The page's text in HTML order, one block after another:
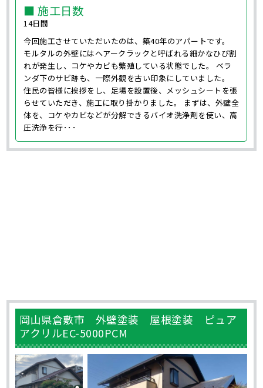
■ 施工日数
14日間
今回施工させていただいたのは、築40年のアパートです。
モルタルの外壁にはヘアークラックと呼ばれる細かなひび割
れが発生し、コケやカビも繁殖している状態でした。 ベラ
ンダ下のサビ跡も、一際外観を古い印象にしていました。
住民の皆様に挨拶をし、足場を設置後、メッシュシートを張
らせていただき、施工に取り掛かりました。 まずは、外壁全
体を、コケやカビなどが分解できるバイオ洗浄剤を使い、高
圧洗浄を行･･･
岡山県倉敷市 外壁塗装 屋根塗装 ピュア
アクリルEC-5000PCM